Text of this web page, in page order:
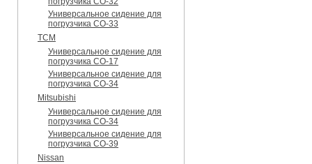
Универсальное сидение для
погрузчика CO-33
TCM
Универсальное сидение для
погрузчика CO-17
Универсальное сидение для
погрузчика CO-34
Mitsubishi
Универсальное сидение для
погрузчика CO-34
Универсальное сидение для
погрузчика CO-39
Nissan